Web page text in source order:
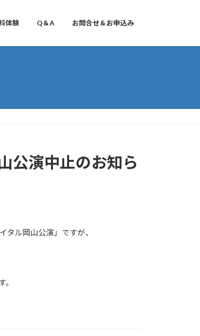
体験 Q＆A お問合せ＆お申込み
公演中止のお知ら
ル岡山公演」ですが、